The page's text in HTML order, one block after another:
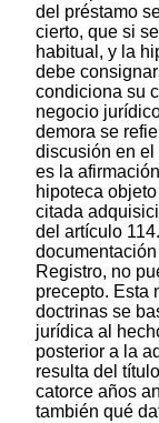
del préstamo
cierto, que si
habitual, y la
debe
condiciona su
negocio
demora se
discusión en el
es la
hipoteca
citada
del artículo
Registro, no
precepto. Esta
doctrinas se
jurídica al
posterior a la
resulta del
catorce años
también qué